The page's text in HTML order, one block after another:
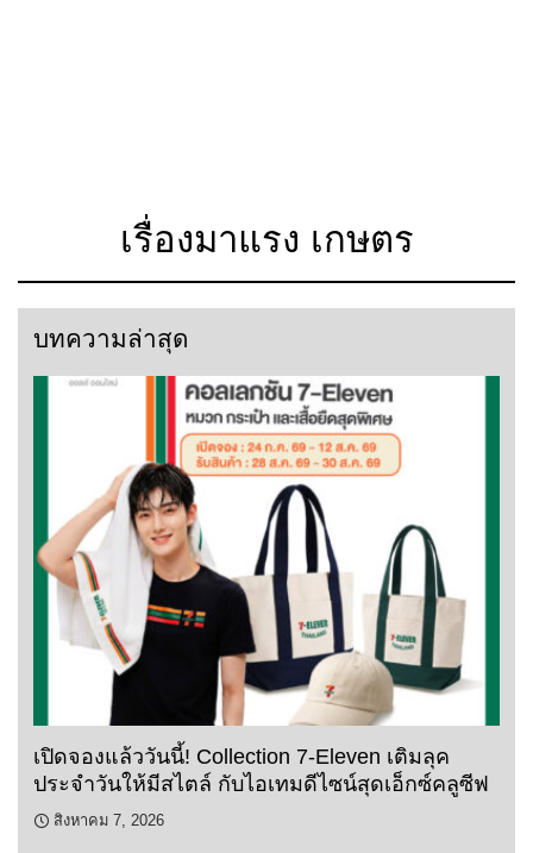
เรื่องมาแรง เกษตร
บทความล่าสุด
เปิดจองแล้ววันนี้! Collection 7-Eleven เติมลุค
ประจำวันให้มีสไตล์ กับไอเทมดีไซน์สุดเอ็กซ์คลูซีฟ
สิงหาคม 7, 2026